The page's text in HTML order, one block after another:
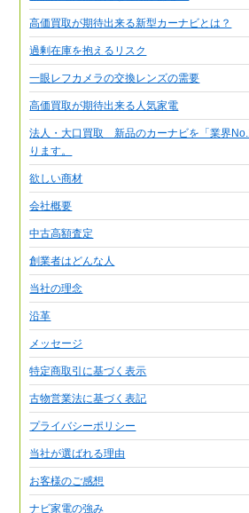
高価買取が期待出来る新型カーナビとは？
過剰在庫を抱えるリスク
一眼レフカメラの交換レンズの需要
高価買取が期待出来る人気家電
法人・大口買取 新品のカーナビを「業界
ります。
欲しい商材
会社概要
中古高額査定
創業者はどんな人
当社の理念
沿革
メッセージ
特定商取引に基づく表示
古物営業法に基づく表記
プライバシーポリシー
当社が選ばれる理由
お客様のご感想
ナビ家電の強み